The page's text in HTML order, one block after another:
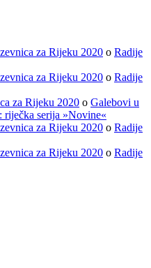
za Rijeku 2020 o Radije
za Rijeku 2020 o Radije
za Rijeku 2020 o Galebovi u
serija »Novine«
za Rijeku 2020 o Radije
za Rijeku 2020 o Radije